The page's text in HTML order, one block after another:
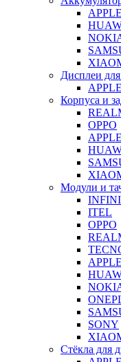
APPLE
Дисплеи
APPLE
Корпуса и
OPPO
APPLE
Модули и
ITEL
OPPO
APPLE
SONY
Стёкла для